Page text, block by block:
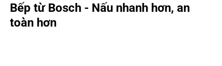
Bếp từ Bosch - Nấu nhanh hơn, an
toàn hơn